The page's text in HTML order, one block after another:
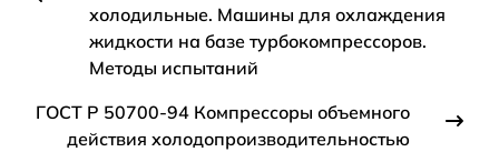
холодильные. Машины для охлаждения
жидкости на базе турбокомпрессоров.
Методы испытаний
ГОСТ Р 50700-94 Компрессоры объемного
действия холодопроизводительностью